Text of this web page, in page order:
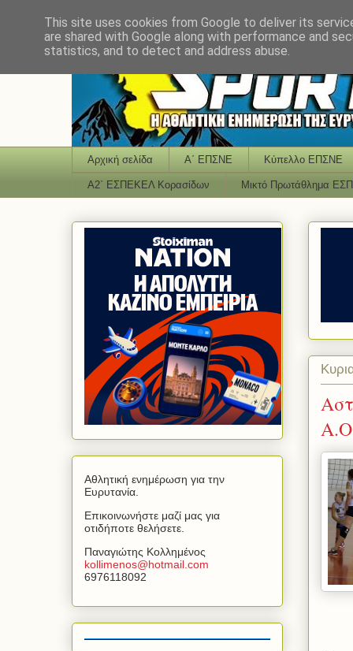
Αρχική σελίδα Α΄ ΕΠΣΝΕ Κύπελλο ΕΠΣΝΕ
Α2΄ ΕΣΠΕΚΕΛ Κορασίδων Μικτό Πρωτάθλημα
Αθλητική ενημέρωση για την
Ευρυτανία.
Επικοινωνήστε μαζί μας για
οτιδήποτε θελήσετε.
Παναγιώτης Κολλημένος
kollimenos@hotmail com
6976118092
This site uses cookies from Google to deliver its
are shared with Google along with performance and
statistics, and to detect and address abuse.